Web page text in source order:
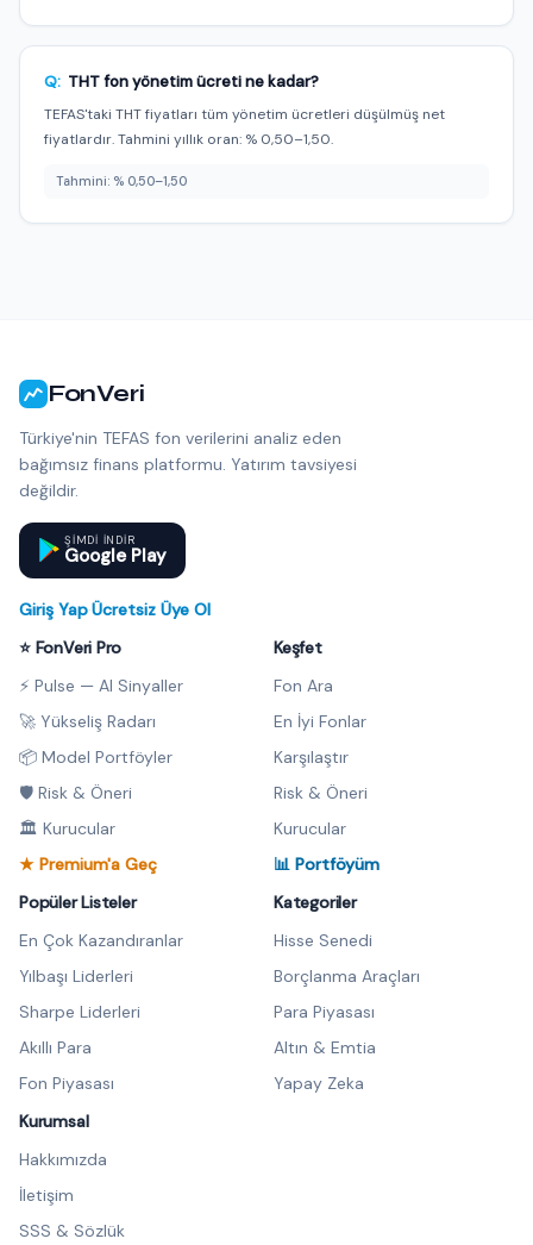
Q: THT fon yönetim ücreti ne kadar?
TEFAS'taki THT fiyatları tüm yönetim ücretleri düşülmüş net
fiyatlardır. Tahmini yıllık oran: % 0,50–1,50.
Tahmini: % 0,50–1,50
FonVeri
Türkiye'nin TEFAS fon verilerini analiz eden
bağımsız finans platformu. Yatırım tavsiyesi
değildir.
ŞIMDI INDIR
Google Play
Giriş Yap·Ücretsiz Üye Ol
⭐ FonVeri Pro
⚡ Pulse — AI Sinyaller
🚀 Yükseliş Radarı
📦 Model Portföyler
🛡️ Risk & Öneri
🏛️ Kurucular
★ Premium'a Geç
Keşfet
Fon Ara
En İyi Fonlar
Karşılaştır
Risk & Öneri
Kurucular
📊 Portföyüm
Popüler Listeler
En Çok Kazandıranlar
Yılbaşı Liderleri
Sharpe Liderleri
Akıllı Para
Fon Piyasası
Kategoriler
Hisse Senedi
Borçlanma Araçları
Para Piyasası
Altın & Emtia
Yapay Zeka
Kurumsal
Hakkımızda
İletişim
SSS & Sözlük